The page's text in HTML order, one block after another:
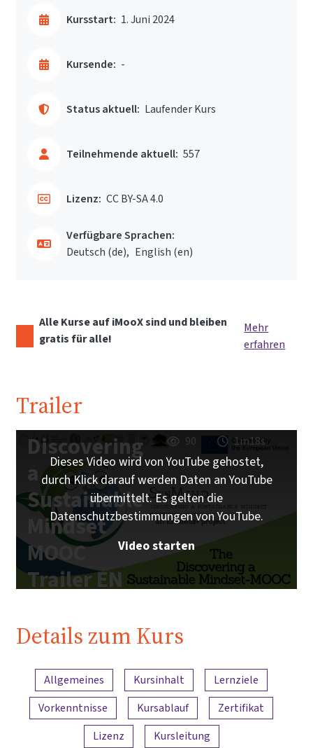
Kursstart: 1. Juni 2024
Kursende: -
Status aktuell: Laufender Kurs
Teilnehmende aktuell: 557
Lizenz: CC BY-SA 4.0
Verfügbare Sprachen:
Deutsch ‎(de)‎
English ‎(en)‎
Alle Kurse auf iMooX sind und bleiben
gratis für alle!
Mehr
erfahren
Trailer
Discovering
a
Sustainable
Mindset
MOOC
Trailer EN
90 1m18s
Dieses Video wird von YouTube gehostet,
durch Klick darauf werden Daten an YouTube
übermittelt. Es gelten die
Datenschutzbestimmungen von YouTube.
Video starten
Details zum Kurs
Inhaltsübersicht
Allgemeines Kursinhalt
Lernziele
Vorkenntnisse
Kursablauf
Zertifikat
Lizenz
Kursleitung